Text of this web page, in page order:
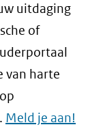
uitdaging
of
van harte
Meld je aan!